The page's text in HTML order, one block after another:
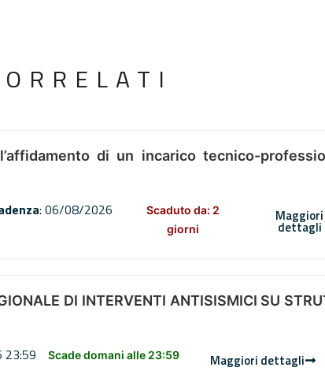
di un incarico tecnico-
: 06/08/2026
Scaduto da: 2
giorni
Maggiori
dettagli
DI INTERVENTI ANTISISMICI SU
Scade domani alle 23:59 Maggiori dettagli